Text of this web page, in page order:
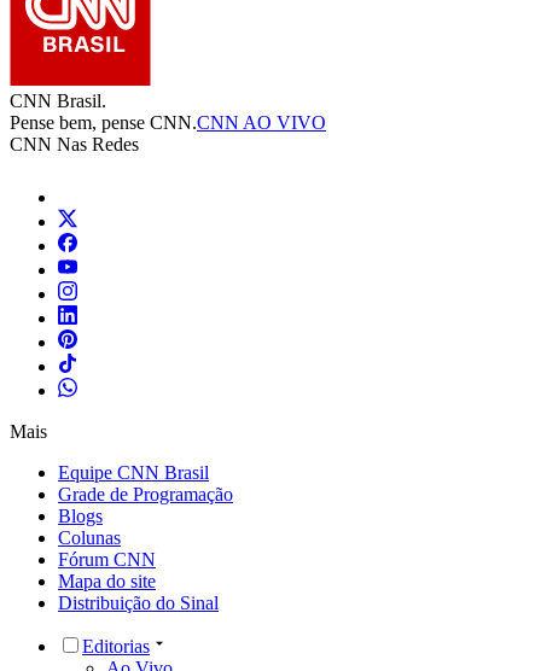
CNN Brasil.
Pense bem, pense CNN.CNN AO VIVO
CNN Nas Redes
Mais
Equipe CNN Brasil
Grade de Programação
Blogs
Colunas
Fórum CNN
Mapa do site
Distribuição do Sinal
Editorias